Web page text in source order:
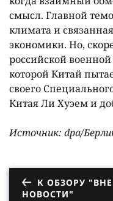
смысл. Главной
климата и
экономики. Но,
российской
которой Китай
своего
Китая Ли Хуэем и
Источник: dpa/
К ОБЗОРУ
НОВОСТИ"